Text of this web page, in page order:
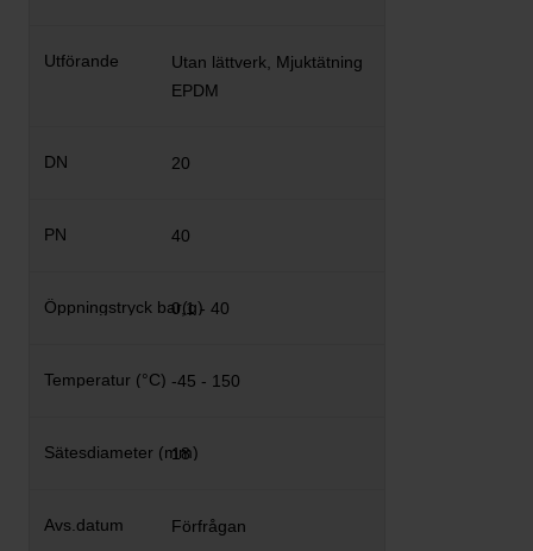
Utan lättverk, Mjuktätning
EPDM
20
40
0,1 - 40
-45 - 150
18
Förfrågan